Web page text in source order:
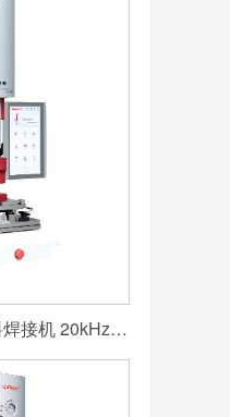
灵高伺服超声波塑料焊接机 20kHz 2000/3000W K3000 Servo